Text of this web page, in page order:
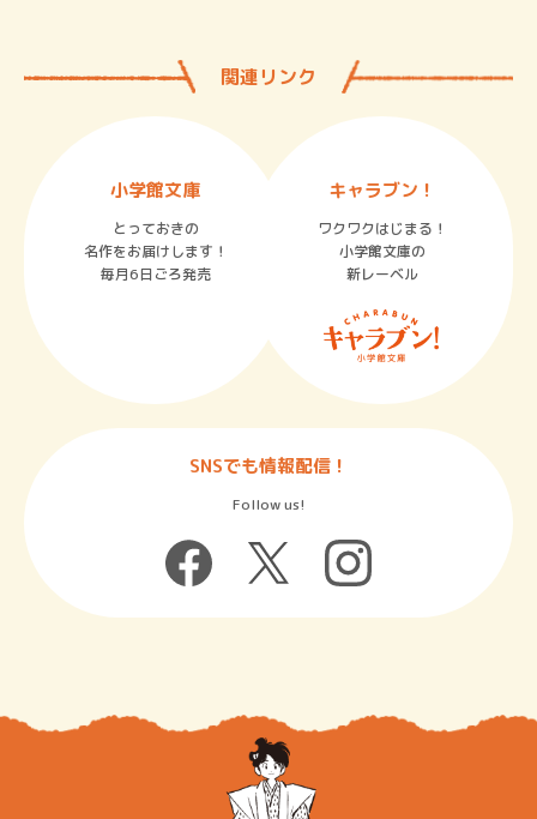
関連リンク
小学館文庫
とっておきの
名作をお届けします！
毎月6日ごろ発売
キャラブン！
ワクワクはじまる！
小学館文庫の
新レーベル
SNSでも情報配信！
Follow us!